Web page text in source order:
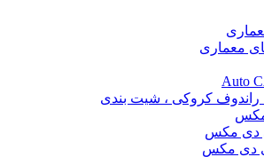
معماری
کروکی ، شیت بندی
مکس
دی مکس
دی مکس